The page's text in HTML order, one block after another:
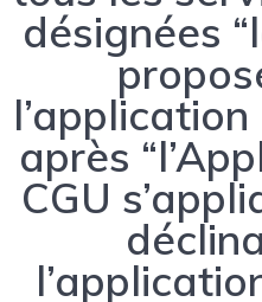
désignées
après
CGU